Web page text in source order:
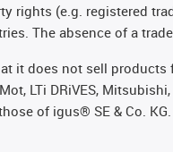
rights (e.g. registered
The absence of a
it does not sell products
LTi DRiVES,
of igus® SE & Co. KG.